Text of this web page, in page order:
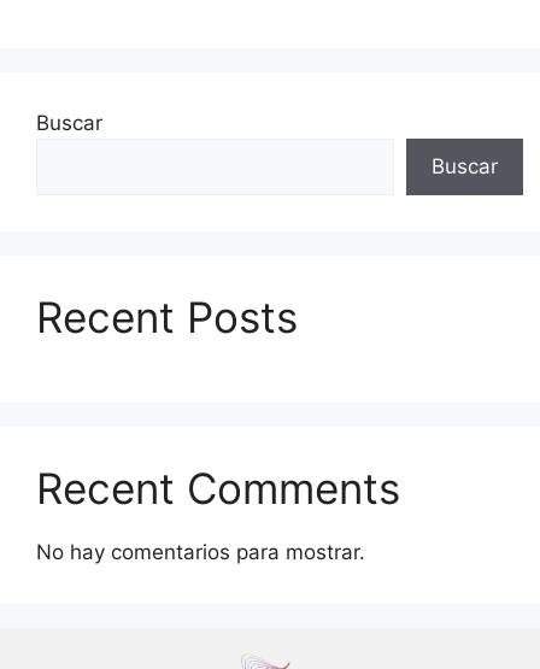
Buscar
Buscar
Recent Posts
Recent Comments
No hay comentarios para mostrar.